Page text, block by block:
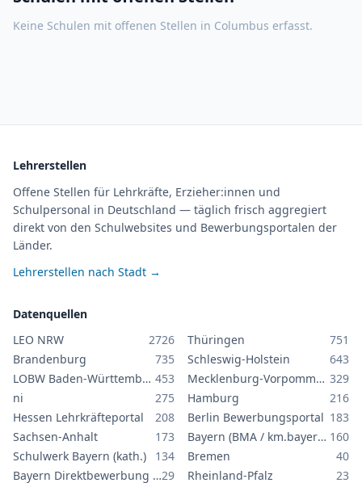
Keine Schulen mit offenen Stellen in Columbus erfasst.
Lehrerstellen
Offene Stellen für Lehrkräfte, Erzieher:innen und
Schulpersonal in Deutschland — täglich frisch aggregiert
direkt von den Schulwebsites und Bewerbungsportalen der
Länder.
Lehrerstellen nach Stadt →
Datenquellen
LEO NRW
2726 Thüringen
751
Brandenburg
735 Schleswig-Holstein
643
LOBW Baden-Württemberg 453 Mecklenburg-Vorpommern 329
ni
275 Hamburg
216
Hessen Lehrkräfteportal
208 Berlin Bewerbungsportal 183
Sachsen-Anhalt
173 Bayern (BMA / km.bayern.de) 160
Schulwerk Bayern (kath.)
134 Bremen
40
Bayern Direktbewerbung GS/MS29 Rheinland-Pfalz 23